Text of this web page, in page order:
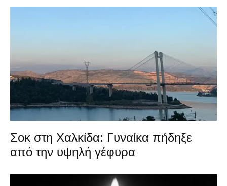
Σοκ στη Χαλκίδα: Γυναίκα πήδηξε
από την υψηλή γέφυρα